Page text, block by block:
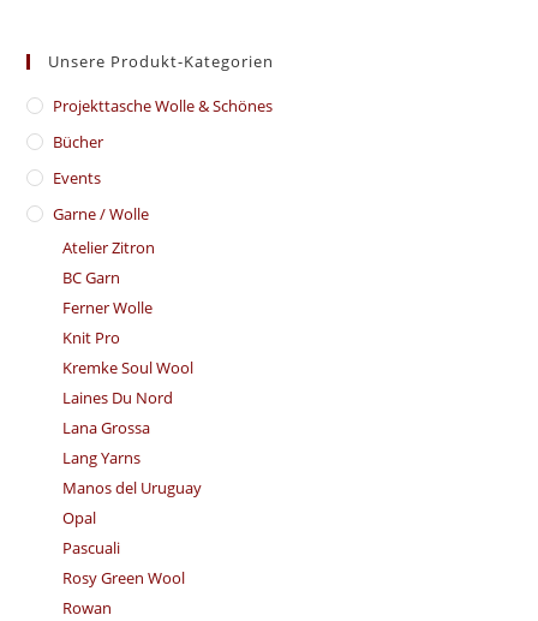
Unsere Produkt-Kategorien
​Projekttasche Wolle & Schönes
Bücher
Events
Garne / Wolle
Atelier Zitron
BC Garn
Ferner Wolle
Knit Pro
Kremke Soul Wool
Laines Du Nord
Lana Grossa
Lang Yarns
Manos del Uruguay
Opal
Pascuali
Rosy Green Wool
Rowan